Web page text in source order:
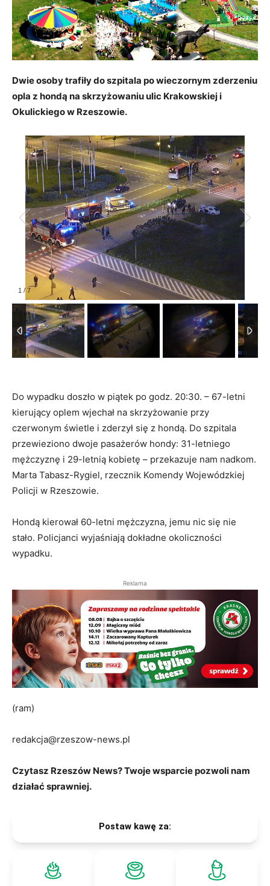
Dwie osoby trafiły do szpitala po wieczornym zderzeniu
opla z hondą na skrzyżowaniu ulic Krakowskiej i
Okulickiego w Rzeszowie.
1 / 7
Do wypadku doszło w piątek po godz. 20:30. – 67-letni
kierujący oplem wjechał na skrzyżowanie przy
czerwonym świetle i zderzył się z hondą. Do szpitala
przewieziono dwoje pasażerów hondy: 31-letniego
mężczyznę i 29-letnią kobietę – przekazuje nam nadkom.
Marta Tabasz-Rygiel, rzecznik Komendy Wojewódzkiej
Policji w Rzeszowie.
Hondą kierował 60-letni mężczyzna, jemu nic się nie
stało. Policjanci wyjaśniają dokładne okoliczności
wypadku.
Reklama
(ram)
redakcja@rzeszow-news.pl
Czytasz Rzeszów News? Twoje wsparcie pozwoli nam
działać sprawniej.
Postaw kawę za: